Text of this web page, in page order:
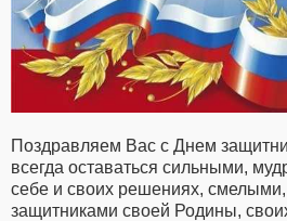
Поздравляем Вас с Днем
всегда оставаться сильными,
себе и своих решениях,
защитниками своей Родины,